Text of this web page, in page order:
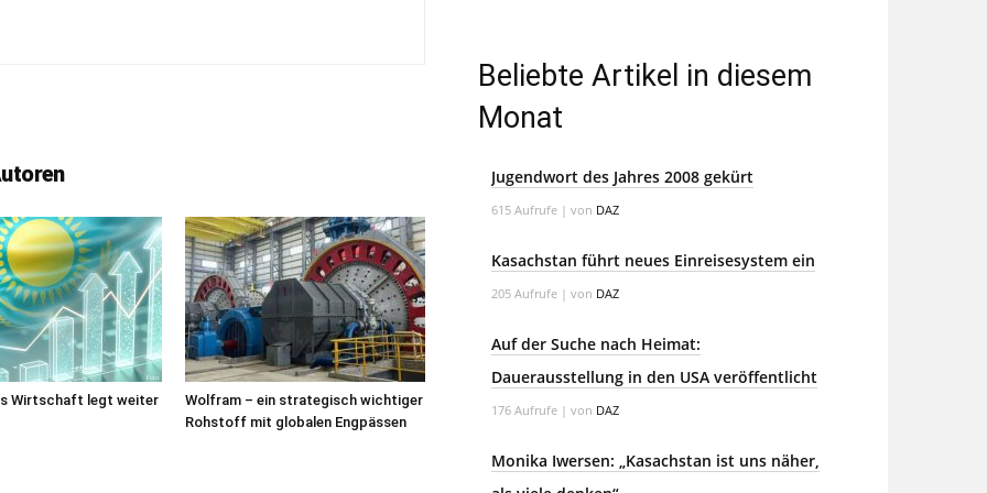
Wirtschaft legt weiter
Wolfram – ein strategisch wichtiger
Rohstoff mit globalen Engpässen
Beliebte Artikel in diesem
Monat
Jugendwort des Jahres 2008 gekürt
615 Aufrufe | von DAZ
Kasachstan führt neues Einreisesystem ein
205 Aufrufe | von DAZ
Auf der Suche nach Heimat:
Dauerausstellung in den USA veröffentlicht
176 Aufrufe | von DAZ
Monika Iwersen: „Kasachstan ist uns näher,